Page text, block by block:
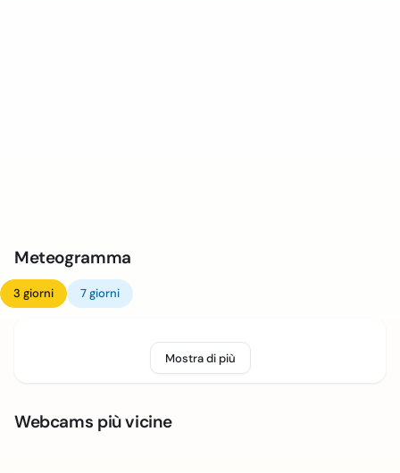
Meteogramma
3 giorni 7 giorni
Mostra di più
Webcams più vicine